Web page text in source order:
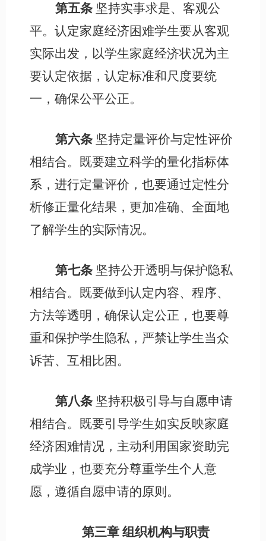
第五条 坚持实事求是、客观公
平。认定家庭经济困难学生要从客观
实际出发，以学生家庭经济状况为主
要认定依据，认定标准和尺度要统
一，确保公平公正。
第六条 坚持定量评价与定性评价
相结合。既要建立科学的量化指标体
系，进行定量评价，也要通过定性分
析修正量化结果，更加准确、全面地
了解学生的实际情况。
第七条 坚持公开透明与保护隐私
相结合。既要做到认定内容、程序、
方法等透明，确保认定公正，也要尊
重和保护学生隐私，严禁让学生当众
诉苦、互相比困。
第八条 坚持积极引导与自愿申请
相结合。既要引导学生如实反映家庭
经济困难情况，主动利用国家资助完
成学业，也要充分尊重学生个人意
愿，遵循自愿申请的原则。
第三章 组织机构与职责